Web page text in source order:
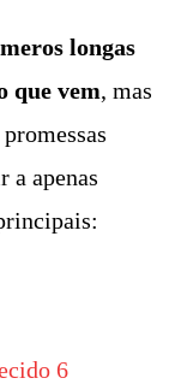
longas
que vem, mas
a apenas